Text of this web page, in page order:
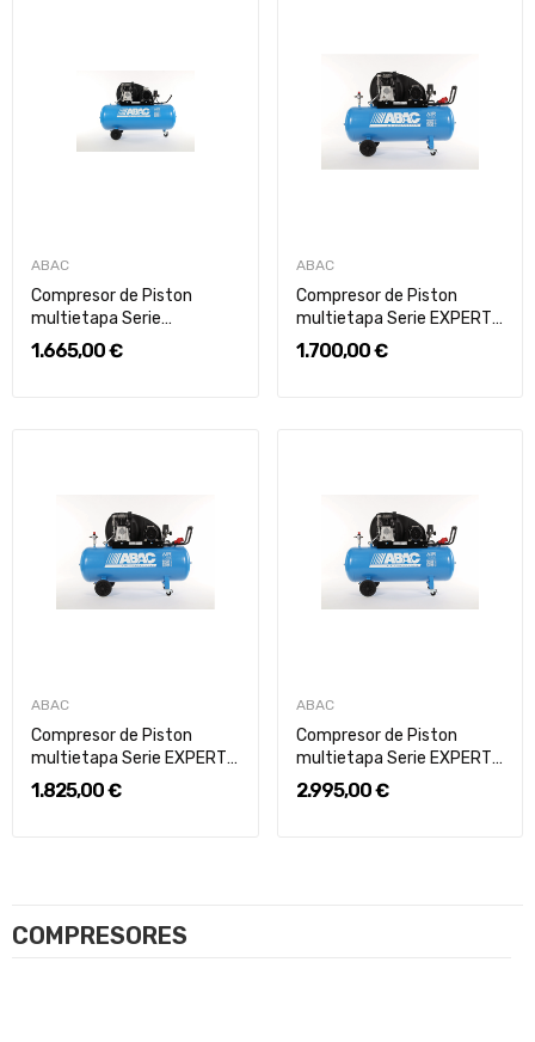
COMPRESORES
ABAC
Compresor de Piston
multietapa Serie
EXTENSIVE...
1.665,00 €
ABAC
Compresor de Piston
multietapa Serie EXPERT
de...
1.700,00 €
ABAC
Compresor de Piston
multietapa Serie EXPERT
de...
1.825,00 €
ABAC
Compresor de Piston
multietapa Serie EXPERT
de...
2.995,00 €